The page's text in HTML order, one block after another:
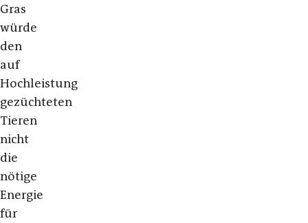
Gras
würde
den
auf
Hochleistung
gezüchteten
Tieren
nicht
die
nötige
Energie
für